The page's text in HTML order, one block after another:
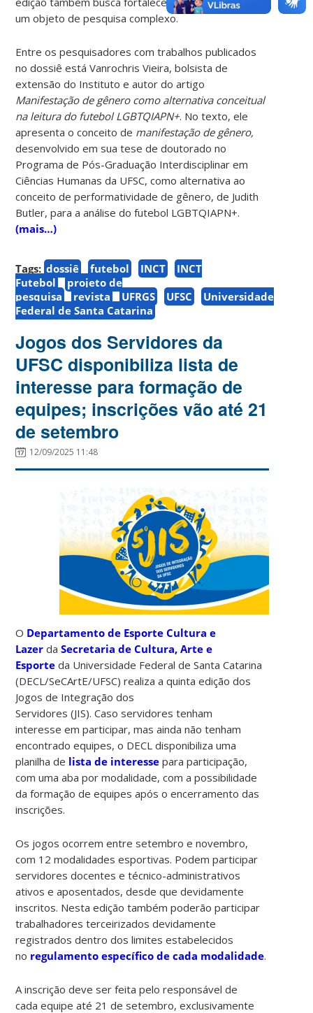
um objeto de pesquisa complexo.
Entre os pesquisadores com trabalhos publicados
no dossiê está Vanrochris Vieira, bolsista de
extensão do Instituto e autor do artigo
Manifestação de gênero como alternativa conceitual
na leitura do futebol LGBTQIAPN+. No texto, ele
apresenta o conceito de manifestação de gênero,
desenvolvido em sua tese de doutorado no
Programa de Pós-Graduação Interdisciplinar em
Ciências Humanas da UFSC, como alternativa ao
conceito de performatividade de gênero, de Judith
Butler, para a análise do futebol LGBTQIAPN+.
(mais…)
Tags: dossiê futebol INCT
INCT
Futebol
projeto de
pesquisa
revista UFRGS UFSC
Universidade
Federal de Santa Catarina
Jogos dos Servidores da
UFSC disponibiliza lista de
interesse para formação de
equipes; inscrições vão até 21
de setembro
12/09/2025 11:48
O Departamento de Esporte Cultura e
Lazer daSecretaria de Cultura, Arte e
Esporte da Universidade Federal de Santa Catarina
(DECL/SeCArtE/UFSC) realiza a quinta edição dos
Jogos de Integração dos
Servidores (JIS). Caso servidores tenham
interesse em participar, mas ainda não tenham
encontrado equipes, o DECL disponibiliza uma
planilha de lista de interesse para participação,
com uma aba por modalidade, com a possibilidade
da formação de equipes após o encerramento das
inscrições.
Os jogos ocorrem entre setembro e novembro,
com 12 modalidades esportivas. Podem participar
servidores docentes e técnico-administrativos
ativos e aposentados, desde que devidamente
inscritos. Nesta edição também poderão participar
trabalhadores terceirizados devidamente
registrados dentro dos limites estabelecidos
no regulamento específico de cada modalidade.
A inscrição deve ser feita pelo responsável de
cada equipe até 21 de setembro, exclusivamente